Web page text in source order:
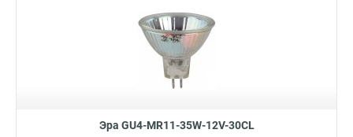
Эра GU4-MR11-35W-12V-30CL